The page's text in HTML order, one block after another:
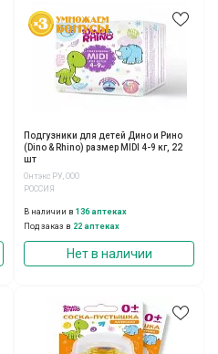
Подгузники для детей Дино и Рино
(Dino & Rhino) размер MIDI 4-9 кг, 22
шт
Онтэкс РУ, ООО
РОССИЯ
В наличии в 136 аптеках
Под заказ в 22 аптеках
Нет в наличии